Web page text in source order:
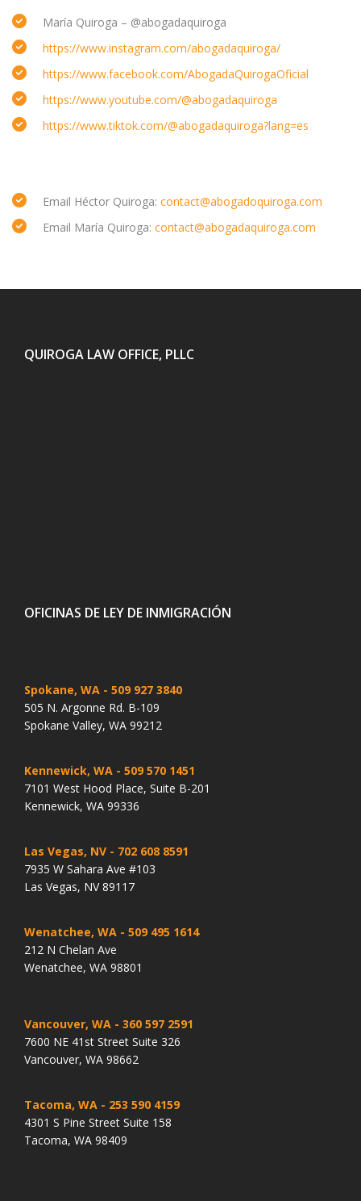
María Quiroga – @abogadaquiroga
https://www.instagram.com/abogadaquiroga/
https://www.facebook.com/AbogadaQuirogaOficial
https://www.youtube.com/@abogadaquiroga
https://www.tiktok.com/@abogadaquiroga?lang=es
Email Héctor Quiroga: contact@abogadoquiroga.com
Email María Quiroga: contact@abogadaquiroga.com
QUIROGA LAW OFFICE, PLLC
OFICINAS DE LEY DE INMIGRACIÓN
Spokane, WA - 509 927 3840
505 N. Argonne Rd. B-109
Spokane Valley, WA 99212
Kennewick, WA - 509 570 1451
7101 West Hood Place, Suite B-201
Kennewick, WA 99336
Las Vegas, NV - 702 608 8591
7935 W Sahara Ave #103
Las Vegas, NV 89117
Wenatchee, WA - 509 495 1614
212 N Chelan Ave
Wenatchee, WA 98801
Vancouver, WA - 360 597 2591
7600 NE 41st Street Suite 326
Vancouver, WA 98662
Tacoma, WA - 253 590 4159
4301 S Pine Street Suite 158
Tacoma, WA 98409